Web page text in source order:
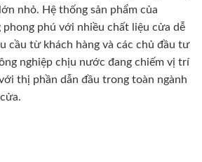
nhỏ. Hệ thống sản phẩm của
phong phú với nhiều chất liệu cửa dễ
cầu từ khách hàng và các chủ đầu tư
nghiệp chịu nước đang chiếm vị trí
thị phần dẫn đầu trong toàn ngành